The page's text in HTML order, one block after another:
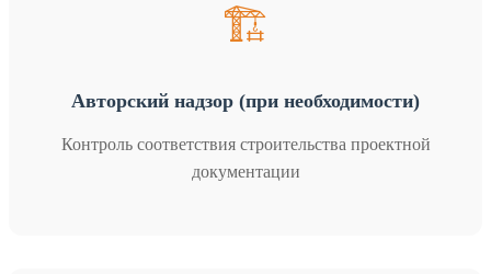
🏗️
Авторский надзор (при необходимости)
Контроль соответствия строительства проектной
документации